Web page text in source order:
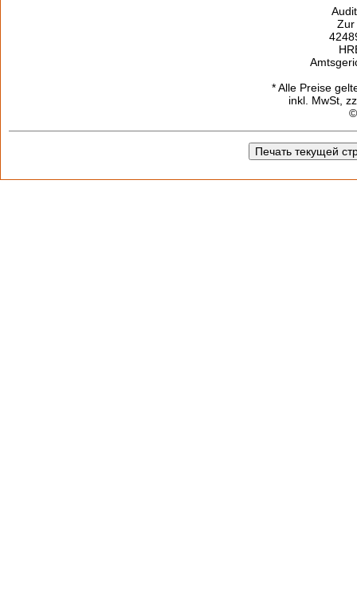
Zur
* Alle Preise
inkl. MwSt,